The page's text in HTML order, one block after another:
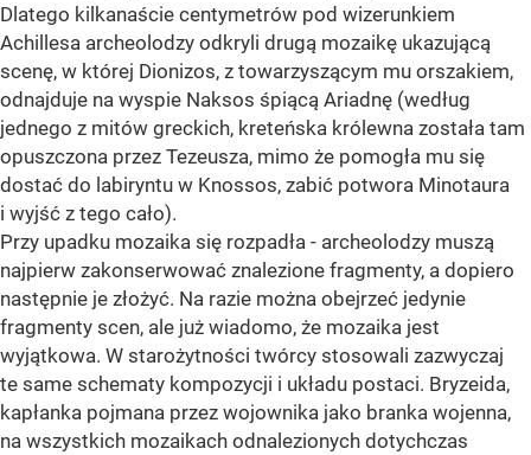
Dlatego kilkanaście centymetrów pod wizerunkiem
Achillesa archeolodzy odkryli drugą mozaikę ukazującą
scenę, w której Dionizos, z towarzyszącym mu orszakiem,
odnajduje na wyspie Naksos śpiącą Ariadnę (według
jednego z mitów greckich, kreteńska królewna została tam
opuszczona przez Tezeusza, mimo że pomogła mu się
dostać do labiryntu w Knossos, zabić potwora Minotaura
i wyjść z tego cało).
Przy upadku mozaika się rozpadła - archeolodzy muszą
najpierw zakonserwować znalezione fragmenty, a dopiero
następnie je złożyć. Na razie można obejrzeć jedynie
fragmenty scen, ale już wiadomo, że mozaika jest
wyjątkowa. W starożytności twórcy stosowali zazwyczaj
te same schematy kompozycji i układu postaci. Bryzeida,
kapłanka pojmana przez wojownika jako branka wojenna,
na wszystkich mozaikach odnalezionych dotychczas